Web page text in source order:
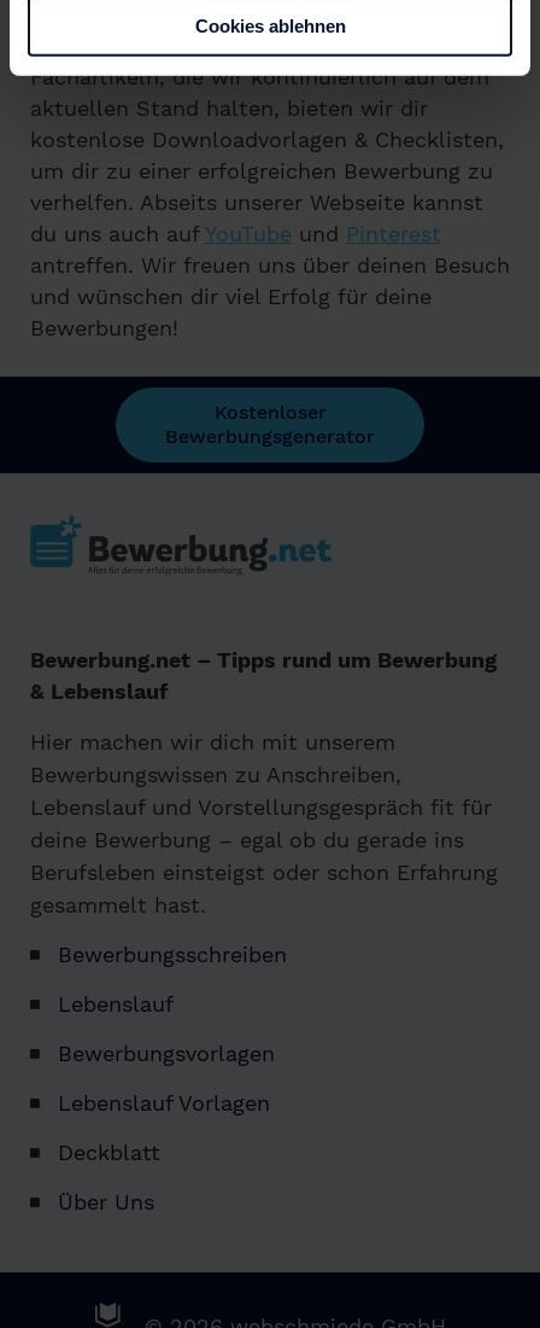
Cookies ablehnen
für alle Themen und Fragen rund um die
Bewerbung. Zusätzlich zu unseren
Fachartikeln, die wir kontinuierlich auf dem
aktuellen Stand halten, bieten wir dir
kostenlose Downloadvorlagen & Checklisten,
um dir zu einer erfolgreichen Bewerbung zu
verhelfen. Abseits unserer Webseite kannst
du uns auch aufYouTube und Pinterest
antreffen. Wir freuen uns über deinen Besuch
und wünschen dir viel Erfolg für deine
Bewerbungen!
Kostenloser
Bewerbungsgenerator
Bewerbung.net – Tipps rund um Bewerbung
& Lebenslauf
Hier machen wir dich mit unserem
Bewerbungswissen zu Anschreiben,
Lebenslauf und Vorstellungsgespräch fit für
deine Bewerbung – egal ob du gerade ins
Berufsleben einsteigst oder schon Erfahrung
gesammelt hast.
Bewerbungsschreiben
Lebenslauf
Bewerbungsvorlagen
Lebenslauf Vorlagen
Deckblatt
Über Uns